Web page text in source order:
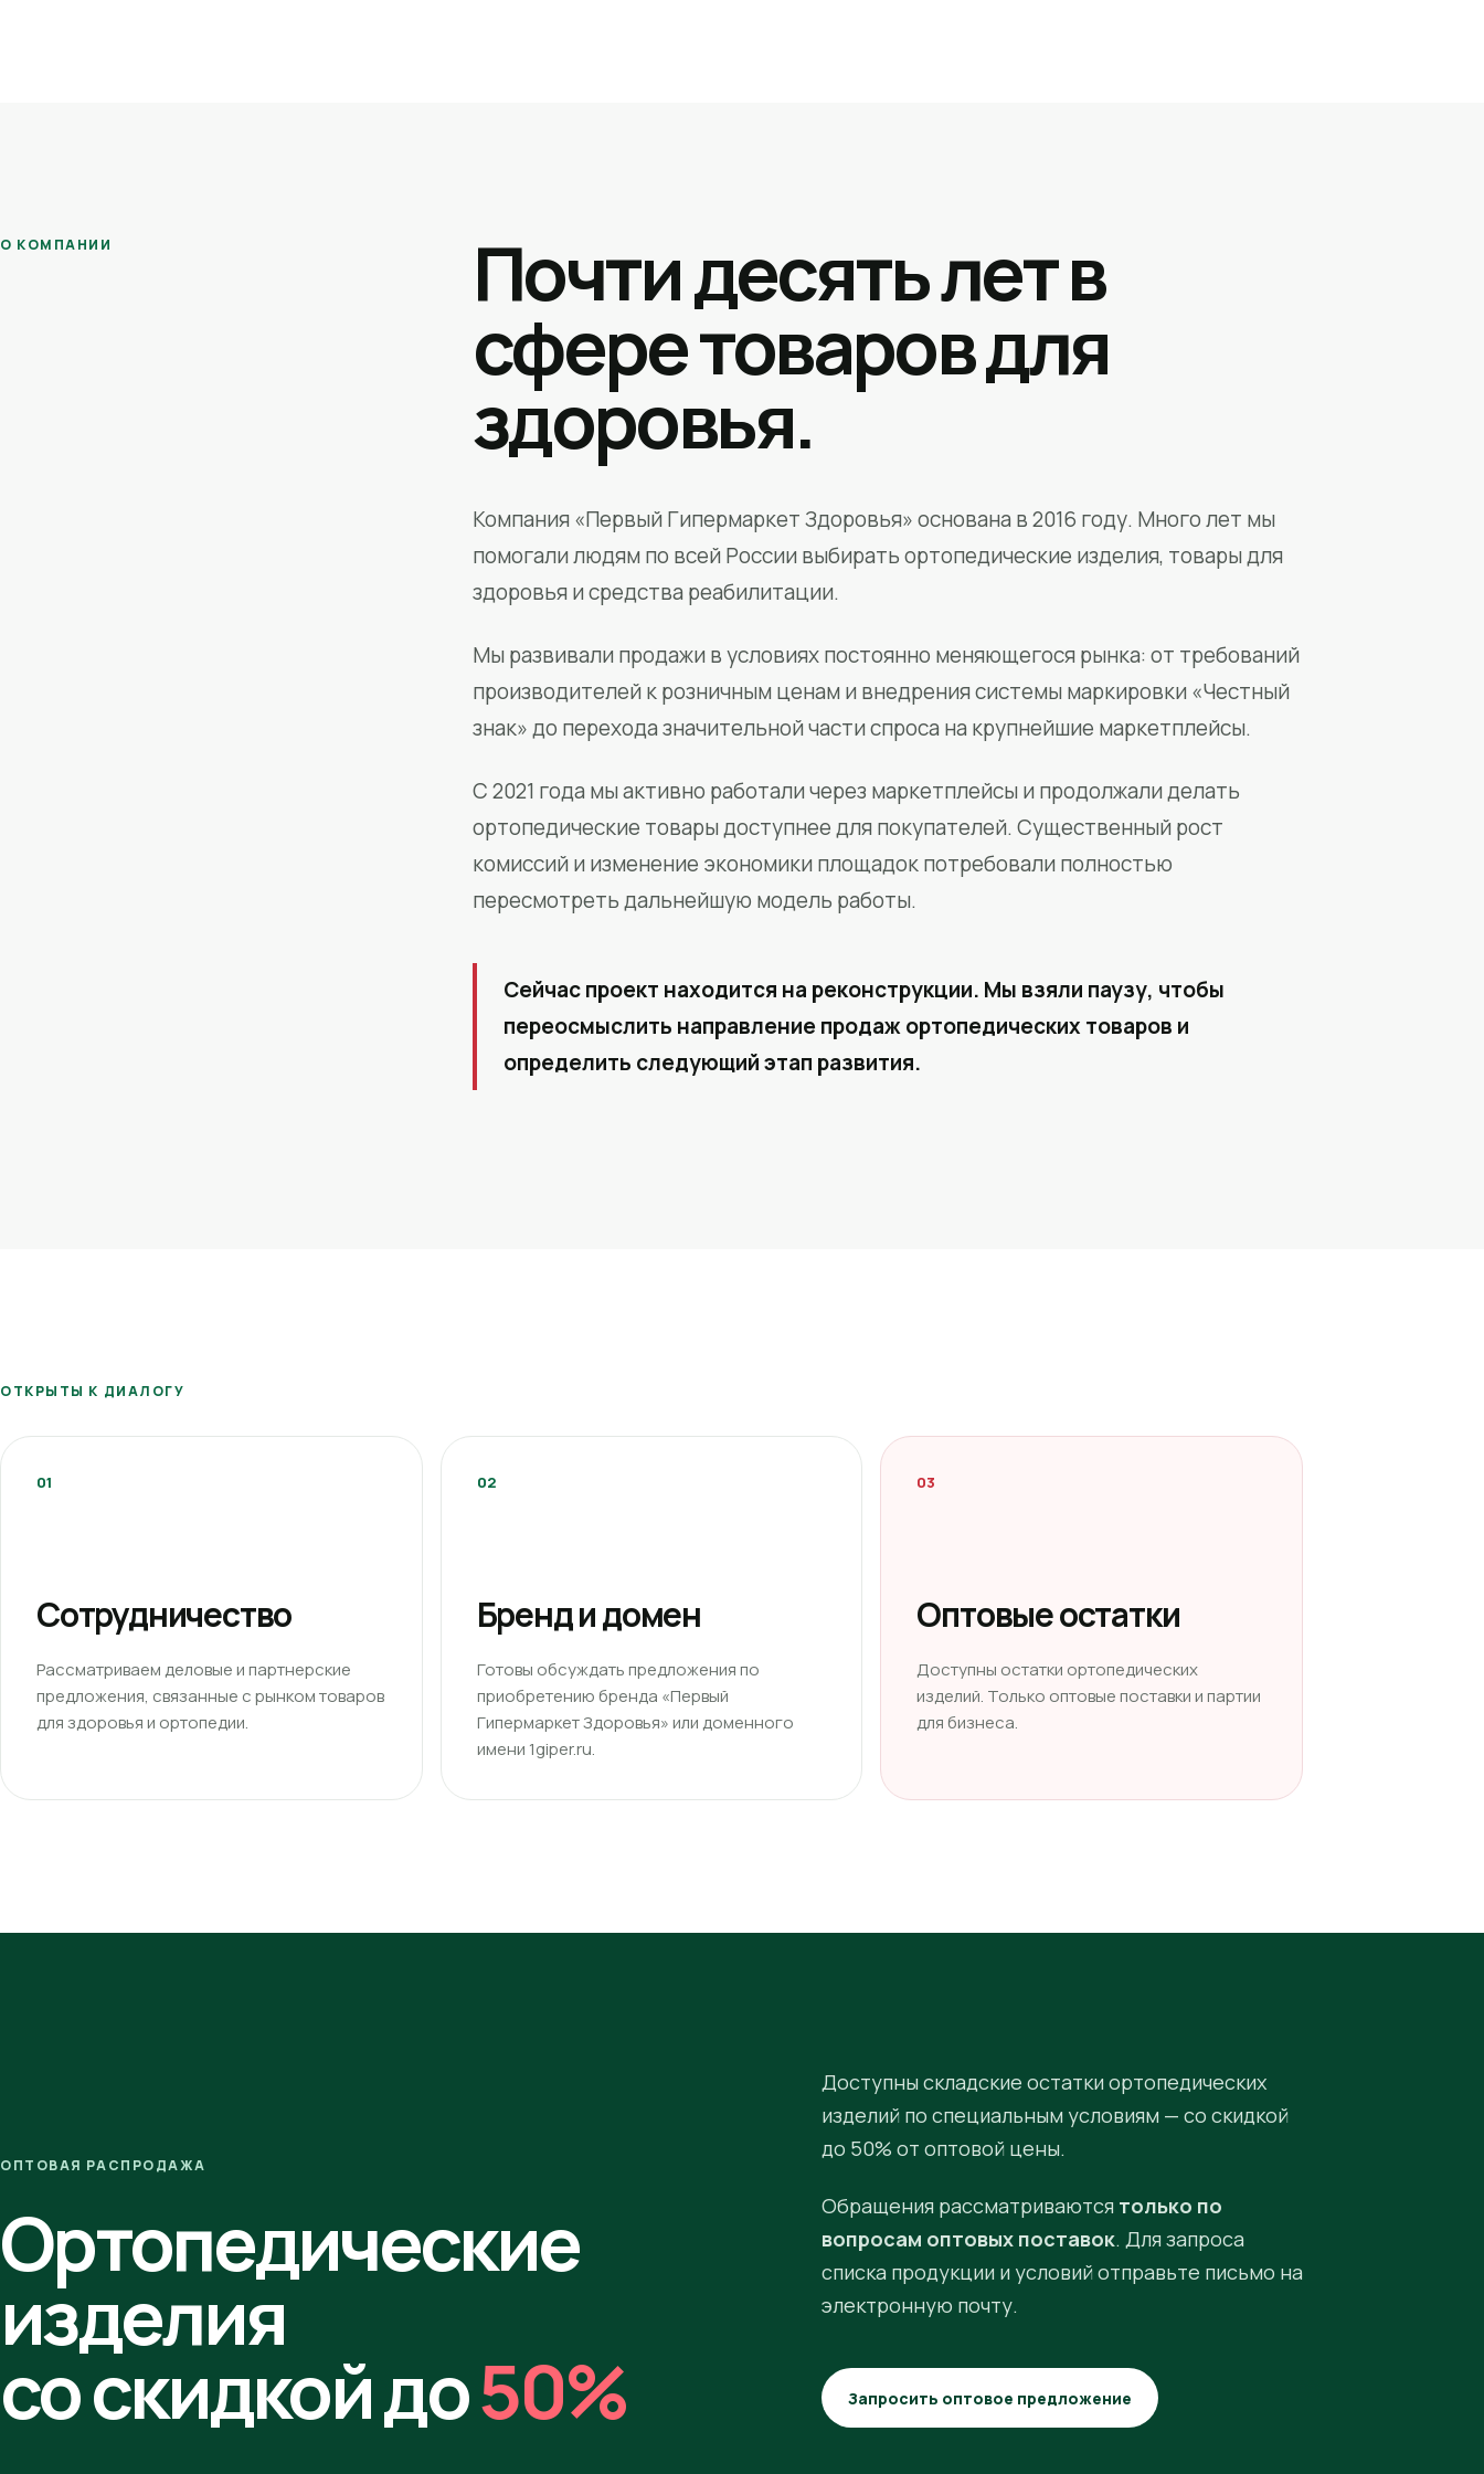
О КОМПАНИИ Почти десять лет в
сфере товаров для
здоровья.
Компания «Первый Гипермаркет Здоровья» основана в 2016 году. Много лет мы
помогали людям по всей России выбирать ортопедические изделия, товары для
здоровья и средства реабилитации.
Мы развивали продажи в условиях постоянно меняющегося рынка: от требований
производителей к розничным ценам и внедрения системы маркировки «Честный
знак» до перехода значительной части спроса на крупнейшие маркетплейсы.
С 2021 года мы активно работали через маркетплейсы и продолжали делать
ортопедические товары доступнее для покупателей. Существенный рост
комиссий и изменение экономики площадок потребовали полностью
пересмотреть дальнейшую модель работы.
Сейчас проект находится на реконструкции. Мы взяли паузу, чтобы
переосмыслить направление продаж ортопедических товаров и
определить следующий этап развития.
ОТКРЫТЫ К ДИАЛОГУ
01
Сотрудничество
Рассматриваем деловые и партнерские
предложения, связанные с рынком товаров
для здоровья и ортопедии.
02
Бренд и домен
Готовы обсуждать предложения по
приобретению бренда «Первый
Гипермаркет Здоровья» или доменного
имени 1giper.ru.
03
Оптовые остатки
Доступны остатки ортопедических
изделий. Только оптовые поставки и партии
для бизнеса.
ОПТОВАЯ РАСПРОДАЖА
Ортопедические
изделия
со скидкой до50%
Доступны складские остатки ортопедических
изделий по специальным условиям — со скидкой
до 50% от оптовой цены.
Обращения рассматриваются только по
вопросам оптовых поставок. Для запроса
списка продукции и условий отправьте письмо на
электронную почту.
Запросить оптовое предложение